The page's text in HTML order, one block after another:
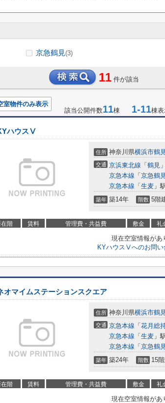
京急鶴見(3)
11 件が該当
室物件のみ表示
該当公開件数11棟 1-11棟
ハウスⅤ
住所 神奈川県横浜市鶴
交通 京浜東北線 「 鶴見
京急本線 「 京急鶴
京急本線 「 生麦 」
築年 築14年 階数 5階
在階 賃料 管理費・共益費 敷金 礼
現在空室情報があ
KYハウスⅤへのお問い
オマイムステーションスクエア
住所 神奈川県横浜市鶴
交通 京急本線 「 花月総
京急本線 「 生麦 」
京急本線 「 京急鶴
築年 築24年 階数 15
在階 賃料 管理費・共益費 敷金 礼
現在空室情報があ